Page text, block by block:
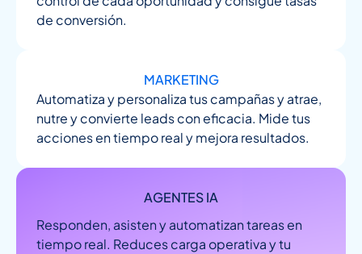
de conversión.
MARKETING
Automatiza y personaliza tus campañas y atrae,
nutre y convierte leads con eficacia. Mide tus
acciones en tiempo real y mejora resultados.
AGENTES IA
Responden, asisten y automatizan tareas en
tiempo real. Reduces carga operativa y tu